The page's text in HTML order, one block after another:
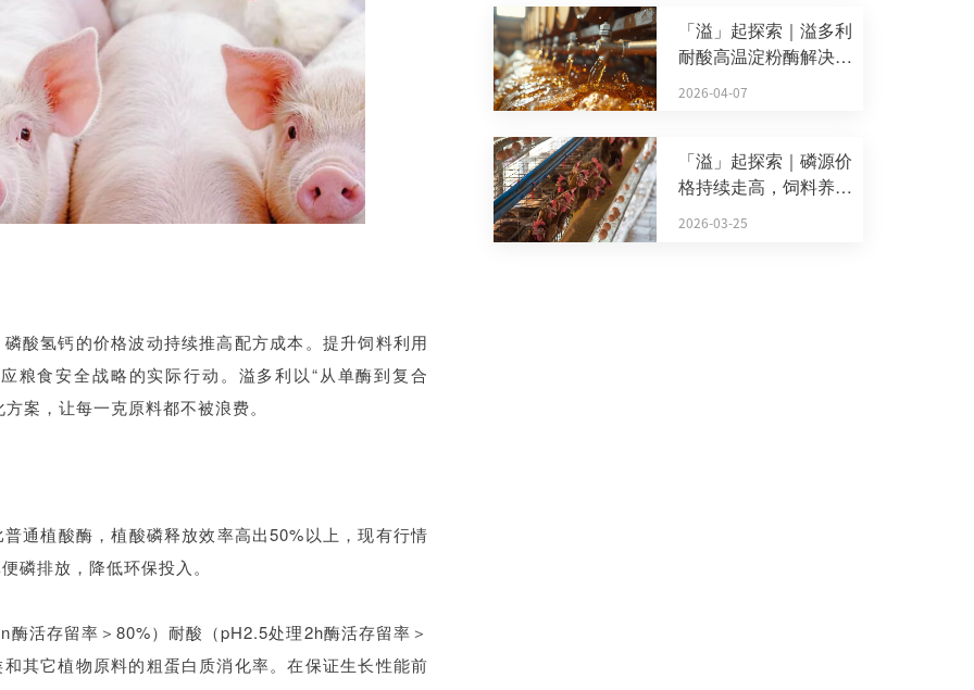
酸氢钙的价格波动持续推高配方成本。提升饲料利用
粮食安全战略的实际行动。溢多利以“从单酶到复合
案，让每一克原料都不被浪费。
通植酸酶，植酸磷释放效率高出50%以上，现有行情
磷排放，降低环保投入。
活存留率＞80%）耐酸（pH2.5处理2h酶活存留率＞
其它植物原料的粗蛋白质消化率。在保证生长性能前
「溢」起探索｜溢多利
耐酸高温淀粉酶解决方
案：助力...
2026-04-07
「溢」起探索｜磷源价
格持续走高，饲料养殖
企业如何...
2026-03-25